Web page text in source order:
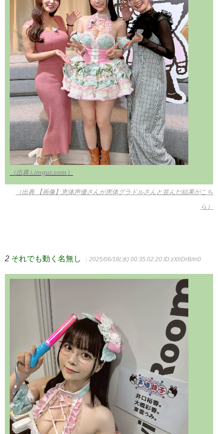
（出典 i.imgur.com）
（出典 【画像】恵体声優さんが恵体グラドルさんと並んだ結果がこち
ら）
2 それでも動く名無し ：2025/06/18(水) 00:35:02.20 ID:zXhDrB/m0